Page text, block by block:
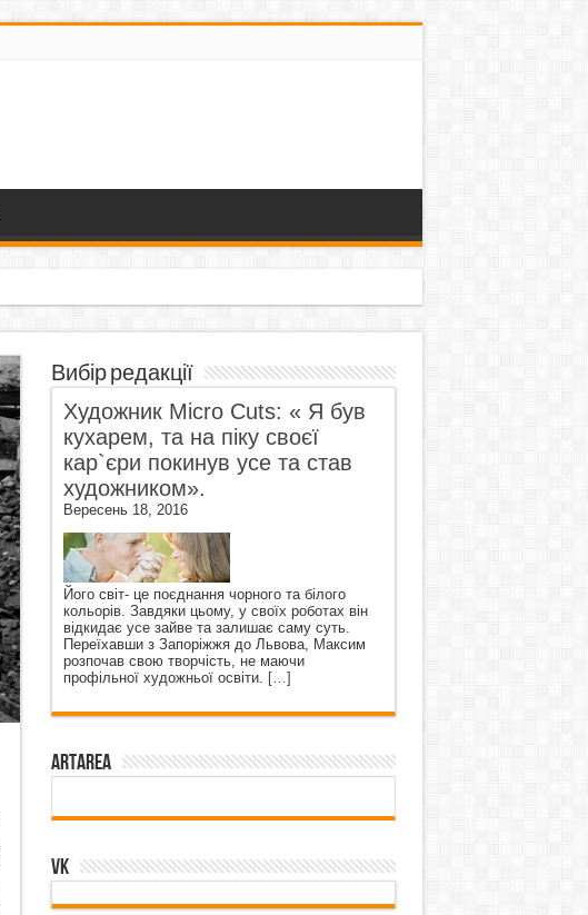
Вибір редакції
Художник Micro Cuts: « Я був
кухарем, та на піку своєї
кар`єри покинув усе та став
художником».
Вересень 18, 2016
Його світ- це поєднання чорного та білого
кольорів. Завдяки цьому, у своїх роботах він
відкидає усе зайве та залишає саму суть.
Переїхавши з Запоріжжя до Львова, Максим
розпочав свою творчість, не маючи
профільної художньої освіти. […]
ArtArea
VK